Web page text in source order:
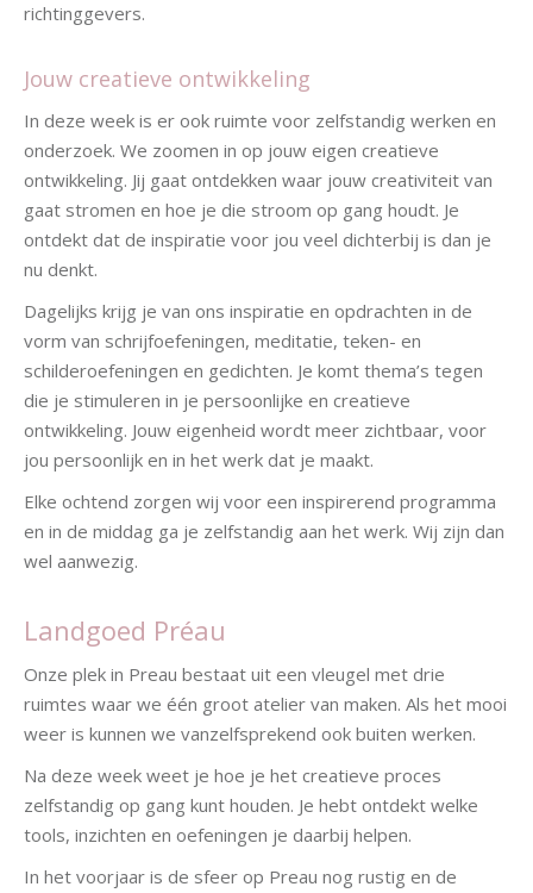
richtinggevers.
Jouw creatieve ontwikkeling
In deze week is er ook ruimte voor zelfstandig werken en
onderzoek. We zoomen in op jouw eigen creatieve
ontwikkeling. Jij gaat ontdekken waar jouw creativiteit van
gaat stromen en hoe je die stroom op gang houdt. Je
ontdekt dat de inspiratie voor jou veel dichterbij is dan je
nu denkt.
Dagelijks krijg je van ons inspiratie en opdrachten in de
vorm van schrijfoefeningen, meditatie, teken- en
schilderoefeningen en gedichten. Je komt thema’s tegen
die je stimuleren in je persoonlijke en creatieve
ontwikkeling. Jouw eigenheid wordt meer zichtbaar, voor
jou persoonlijk en in het werk dat je maakt.
Elke ochtend zorgen wij voor een inspirerend programma
en in de middag ga je zelfstandig aan het werk. Wij zijn dan
wel aanwezig.
Landgoed Préau
Onze plek in Preau bestaat uit een vleugel met drie
ruimtes waar we één groot atelier van maken. Als het mooi
weer is kunnen we vanzelfsprekend ook buiten werken.
Na deze week weet je hoe je het creatieve proces
zelfstandig op gang kunt houden. Je hebt ontdekt welke
tools, inzichten en oefeningen je daarbij helpen.
In het voorjaar is de sfeer op Preau nog rustig en de